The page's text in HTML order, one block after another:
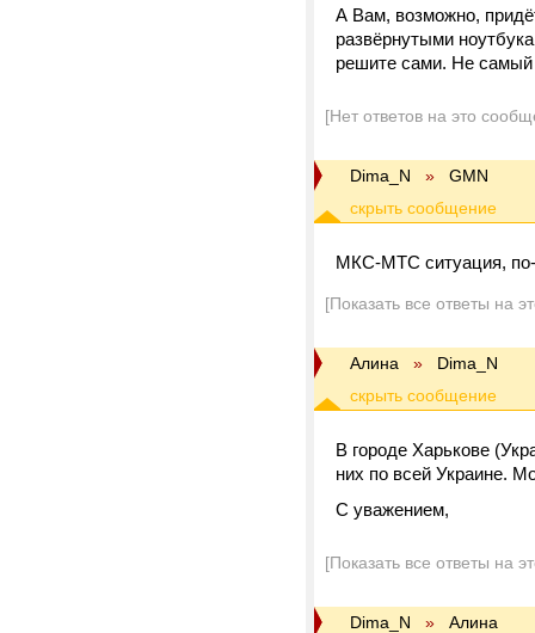
А Вам, возможно,
развёрнутыми
решите сами. Не самый
[Нет ответов на это
Dima_N » GMN
МКС-МТС ситуация, по-
[Показать все ответы на
Алина » Dima_N
В городе Харькове
них по всей Украине.
С уважением,
[Показать все ответы на
Dima_N » Алина